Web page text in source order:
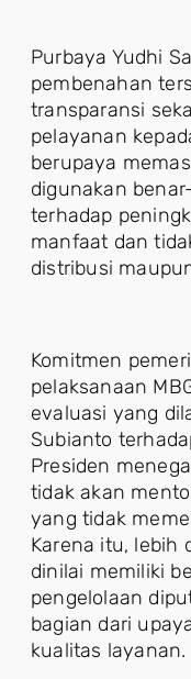
Purbaya Yudhi
pembenahan
transparansi
pelayanan
berupaya
digunakan
terhadap
manfaat dan
distribusi
Komitmen
pelaksanaan
evaluasi yang
Subianto
Presiden
tidak akan
yang tidak
Karena itu, lebih
dinilai memiliki
pengelolaan
bagian dari
kualitas layanan.